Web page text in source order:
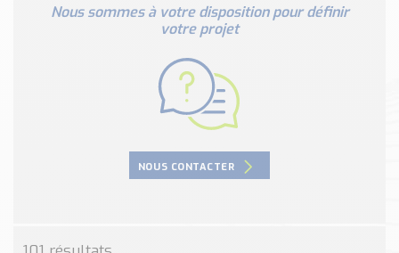
Catalogue des essentiels pour les brasseries et micro-
Devis, Tarifs, Renseignements techniques
Nous sommes à votre disposition pour définir
votre projet
NOUS CONTACTER